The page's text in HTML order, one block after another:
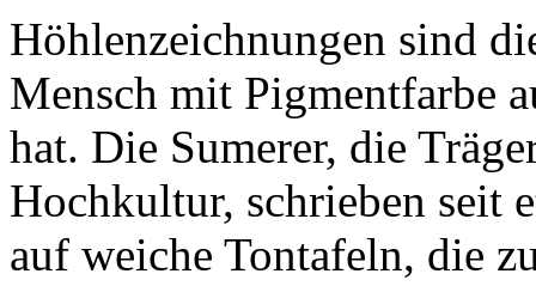
Höhlenzeichnungen sind
Mensch mit Pigmentfarbe
hat. Die Sumerer, die
Hochkultur, schrieben seit
auf weiche Tontafeln, die